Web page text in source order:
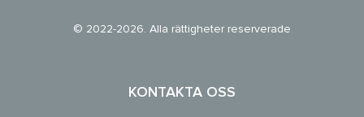
© 2022-2026. Alla rättigheter reserverade
KONTAKTA OSS